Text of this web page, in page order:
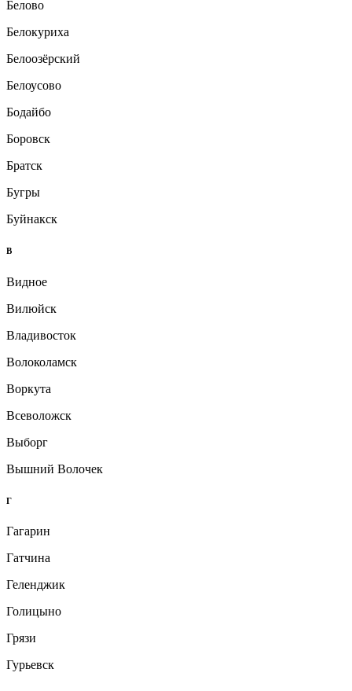
Белово
Белокуриха
Белоозёрский
Белоусово
Бодайбо
Боровск
Братск
Бугры
Буйнакск
В
Видное
Вилюйск
Владивосток
Волоколамск
Воркута
Всеволожск
Выборг
Вышний Волочек
Г
Гагарин
Гатчина
Геленджик
Голицыно
Грязи
Гурьевск